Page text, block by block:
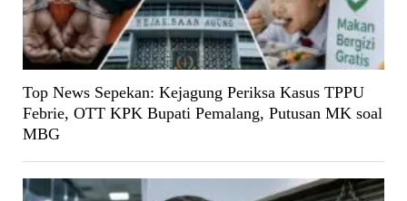
Top News Sepekan: Kejagung Periksa Kasus TPPU
Febrie, OTT KPK Bupati Pemalang, Putusan MK soal
MBG